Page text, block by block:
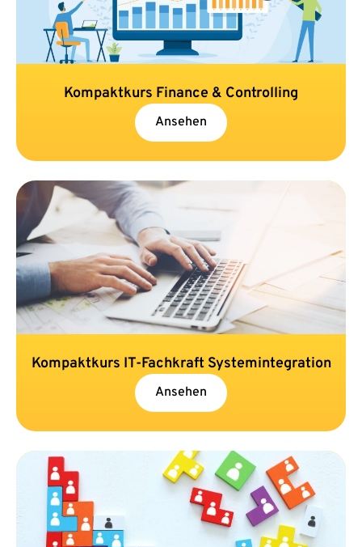
Kompaktkurs Finance & Controlling
Ansehen
Kompaktkurs IT-Fachkraft Systemintegration
Ansehen